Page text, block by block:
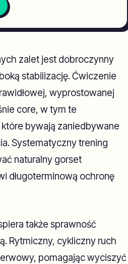
zalet jest dobroczynny
stabilizację. Ćwiczenie
wyprostowanej
core, w tym te
bywają zaniedbywane
Systematyczny trening
naturalny gorset
długoterminową ochronę
także sprawność
Rytmiczny, cykliczny ruch
pomagając wyciszyć